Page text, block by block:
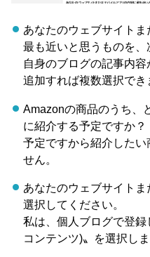
あなたのウェブサイト
最も近いと思うものを、
自身のブログの記事内
追加すれば複数選択でき
Amazonの商品のうち、
に紹介する予定ですか？
予定ですから紹介した
せん。
あなたのウェブサイト
選択してください。
私は、個人ブログで登録
コンテンツ)〟を選択しま